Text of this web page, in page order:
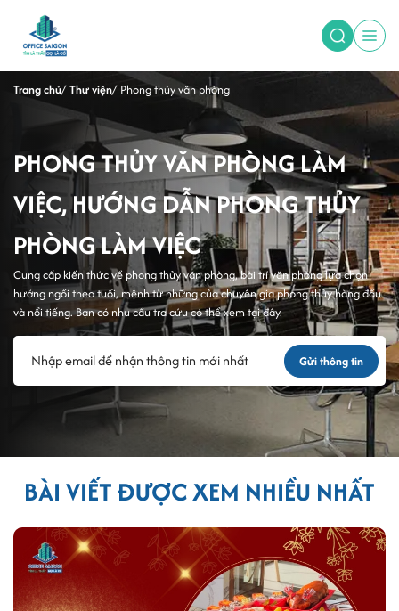
Trang chủ Thư viện Phong thủy văn phòng
PHONG THỦY VĂN PHÒNG LÀM
VIỆC, HƯỚNG DẪN PHONG THỦY
PHÒNG LÀM VIỆC
Cung cấp kiến thức về phong thủy văn phòng, bài trí văn phòng lựa chọn
hướng ngồi theo tuổi, mệnh từ những của chuyên gia phong thủy hàng đầu
và nổi tiếng. Bạn có nhu cầu tra cứu có thể xem tại đây.
Gửi thông tin
BÀI VIẾT ĐƯỢC XEM NHIỀU NHẤT